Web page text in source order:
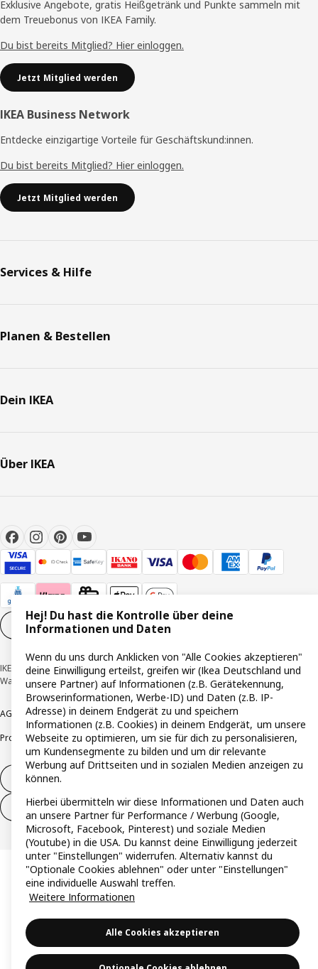
Exklusive Angebote, gratis Heißgetränk und Punkte sammeln mit
dem Treuebonus von IKEA Family.
Du bist bereits Mitglied? Hier einloggen.
Jetzt Mitglied werden
IKEA Business Network
Entdecke einzigartige Vorteile für Geschäftskund:innen.
Du bist bereits Mitglied? Hier einloggen.
Jetzt Mitglied werden
Services & Hilfe
Planen & Bestellen
Dein IKEA
Über IKEA
Cookie-Einstellungen
IKEA Deutschland GmbH & Co. KG - Am Wandersmann 2-4, 65719 Hofheim-
Wallau © Inter IKEA Systems B.V. 1999-2026
AGB Barrierefreiheit Cookie-RichtlinieDatenschutzerklärungImpressum
ProduktrückrufeResponsible DisclosureVertrauensstelle
Vertrag widerrufen
Vertrag widerrufen (Services & Leistungen)
Hej! Du hast die Kontrolle über deine
Informationen und Daten
Wenn du uns durch Anklicken von "Alle Cookies akzeptieren"
deine Einwilligung erteilst, greifen wir (Ikea Deutschland und
unsere Partner) auf Informationen (z.B. Gerätekennung,
Browserinformationen, Werbe-ID) und Daten (z.B. IP-
Adresse) in deinem Endgerät zu und speichern
Informationen (z.B. Cookies) in deinem Endgerät, um unsere
Webseite zu optimieren, um sie für dich zu personalisieren,
um Kundensegmente zu bilden und um dir relevante
Werbung auf Drittseiten und in sozialen Medien anzeigen zu
können.
Hierbei übermitteln wir diese Informationen und Daten auch
an unsere Partner für Performance / Werbung (Google,
Microsoft, Facebook, Pinterest) und soziale Medien
(Youtube) in die USA. Du kannst deine Einwilligung jederzeit
unter "Einstellungen" widerrufen. Alternativ kannst du
"Optionale Cookies ablehnen" oder unter "Einstellungen"
eine individuelle Auswahl treffen.
Weitere Informationen
Alle Cookies akzeptieren